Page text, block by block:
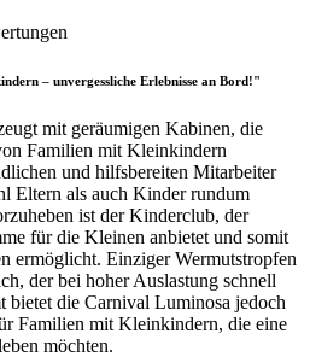
– unvergessliche Erlebnisse an Bord!"
mit geräumigen Kabinen, die
Familien mit Kleinkindern
und hilfsbereiten Mitarbeiter
Eltern als auch Kinder rundum
ist der Kinderclub, der
für die Kleinen anbietet und somit
ermöglicht. Einziger Wermutstropfen
der bei hoher Auslastung schnell
bietet die Carnival Luminosa jedoch
Familien mit Kleinkindern, die eine
möchten.